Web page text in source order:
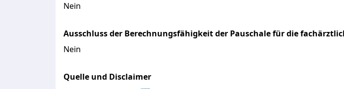
Nein
Ausschluss der Berechnungsfähigkeit der Pauschale für die
Nein
Quelle und Disclaimer